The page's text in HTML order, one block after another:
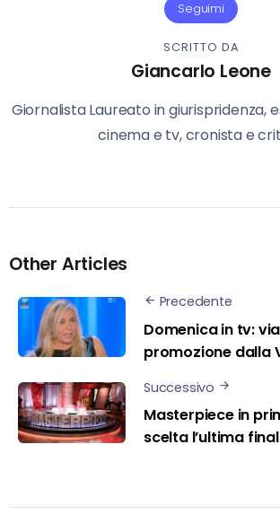
Seguimi
SCRITTO DA
Giancarlo Leone
Giornalista Laureato in giurispridenza,
cinema e tv, cronista e
Other Articles
Precedente
Domenica in tv:
promozione dalla
Successivo
Masterpiece in
scelta l’ultima